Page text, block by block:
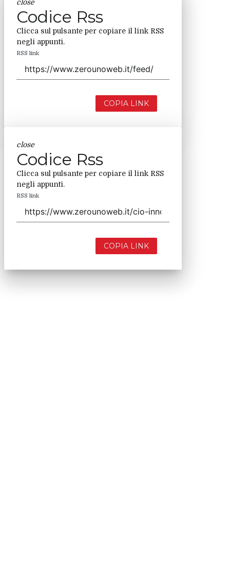
close
Codice Rss
Clicca sul pulsante per copiare il link RSS
negli appunti.
RSS link
COPIA LINK
close
Codice Rss
Clicca sul pulsante per copiare il link RSS
negli appunti.
RSS link
COPIA LINK